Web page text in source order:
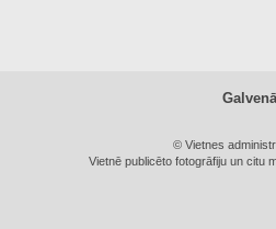
© Vietnes
Vietnē publicēto fotogrāfiju un citu